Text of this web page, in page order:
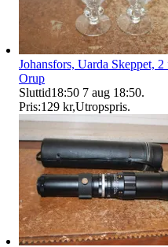
Johansfors, Uarda Skeppet,
Orup
Sluttid18:50 7 aug 18:50.
Pris:129 kr,Utropspris.